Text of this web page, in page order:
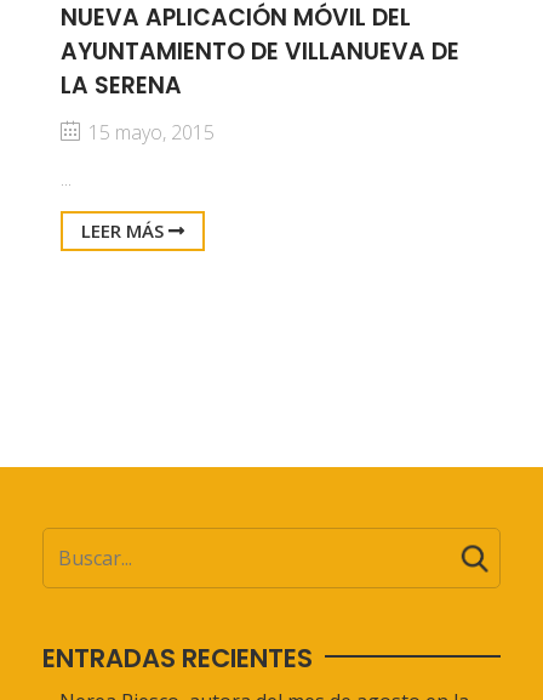
NUEVA APLICACIÓN MÓVIL DEL
AYUNTAMIENTO DE VILLANUEVA DE
LA SERENA
15 mayo, 2015
...
LEER MÁS
ENTRADAS RECIENTES